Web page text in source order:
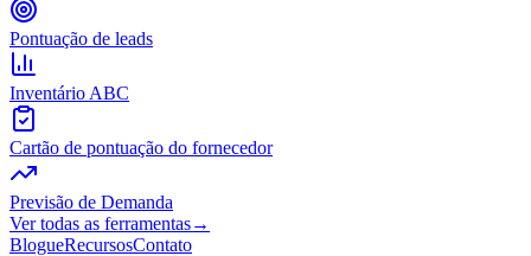
Pontuação de leads
Inventário ABC
Cartão de pontuação do fornecedor
Previsão de Demanda
Ver todas as ferramentas→
BlogueRecursosContato